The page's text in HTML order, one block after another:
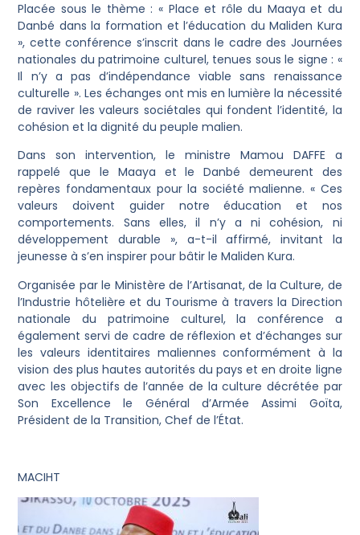
Placée sous le thème : « Place et rôle du Maaya et du
Danbé dans la formation et l’éducation du Maliden Kura
», cette conférence s’inscrit dans le cadre des Journées
nationales du patrimoine culturel, tenues sous le signe : «
Il n’y a pas d’indépendance viable sans renaissance
culturelle ». Les échanges ont mis en lumière la nécessité
de raviver les valeurs sociétales qui fondent l’identité, la
cohésion et la dignité du peuple malien.
Dans son intervention, le ministre Mamou DAFFE a
rappelé que le Maaya et le Danbé demeurent des
repères fondamentaux pour la société malienne. « Ces
valeurs doivent guider notre éducation et nos
comportements. Sans elles, il n’y a ni cohésion, ni
développement durable », a-t-il affirmé, invitant la
jeunesse à s’en inspirer pour bâtir le Maliden Kura.
Organisée par le Ministère de l’Artisanat, de la Culture, de
l’Industrie hôtelière et du Tourisme à travers la Direction
nationale du patrimoine culturel, la conférence a
également servi de cadre de réflexion et d’échanges sur
les valeurs identitaires maliennes conformément à la
vision des plus hautes autorités du pays et en droite ligne
avec les objectifs de l’année de la culture décrétée par
Son Excellence le Général d’Armée Assimi Goïta,
Président de la Transition, Chef de l’État.
MACIHT